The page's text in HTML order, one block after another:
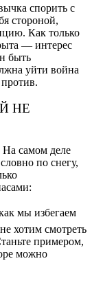
спорить с
стороной,
Как только
— интерес
быть
уйти война
НЕ
На самом деле
по снегу,
мы избегаем
хотим смотреть
примером,
можно